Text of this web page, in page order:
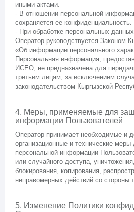
иными актами.
- В отношении персональной
сохраняется ее конфиденциальность.
- При обработке персональных
Оператор руководствуется Законом
«Об информации персонального
Персональная информация,
ИСЕО, не предназначена для
третьим лицам, за исключением
законодательством Кыргызской
4. Меры, применяемые для
информации Пользователей
Оператор принимает необходимые и
организационные и технические
персональной информации
или случайного доступа,
блокирования, копирования,
неправомерных действий со стороны
5. Изменение Политики